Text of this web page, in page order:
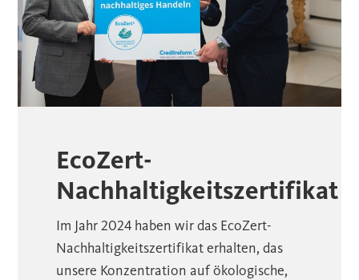
EcoZert-
Nachhaltigkeitszertifikat
Im Jahr 2024 haben wir das EcoZert-
Nachhaltigkeitszertifikat erhalten, das
unsere Konzentration auf ökologische,